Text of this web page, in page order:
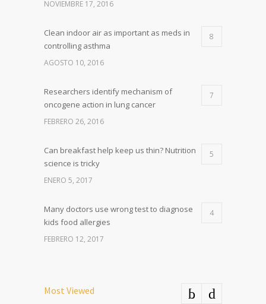
NOVIEMBRE 17, 2016
Clean indoor air as important as meds in
controlling asthma
8
AGOSTO 10, 2016
Researchers identify mechanism of
oncogene action in lung cancer
7
FEBRERO 26, 2016
Can breakfast help keep us thin? Nutrition
science is tricky
5
ENERO 5, 2017
Many doctors use wrong test to diagnose
kids food allergies
4
FEBRERO 12, 2017
Most Viewed